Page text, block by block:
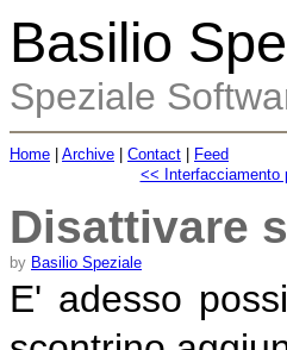
Basilio
Speziale
Home Archive Contact
Feed
<< Interfacciamento
Disattivare
by Basilio Speziale
E' adesso